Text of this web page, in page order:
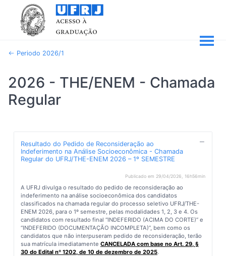
Periodo 2026/1
2026 - THE/ENEM - Chamada
Regular
Resultado do Pedido de Reconsideração ao
Indeferimento na Análise Socioeconômica - Chamada
Regular do UFRJ/THE-ENEM 2026 – 1º SEMESTRE
Publicado em 29/04/2026, 16h56min
A UFRJ divulga o resultado do pedido de reconsideração ao
indeferimento na análise socioeconômica dos candidatos
classificados na chamada regular do processo seletivo UFRJ/THE-
ENEM 2026, para o 1º semestre, pelas modalidades 1, 2, 3 e 4. Os
candidatos com resultado final “INDEFERIDO (ACIMA DO CORTE)” e
“INDEFERIDO (DOCUMENTAÇÃO INCOMPLETA)”, bem como os
candidatos que não interpuseram pedido de reconsideração, terão
sua matrícula imediatamente CANCELADA com base no Art. 29, §
30 do Edital nº 1202, de 10 de dezembro de 2025.